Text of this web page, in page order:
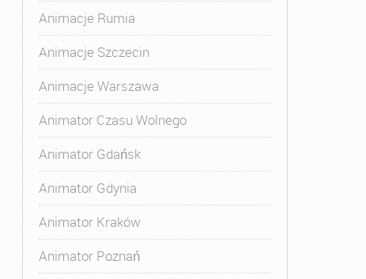
Kurs Animatora Gdynia,Kurs Animatora Zabaw dla Dzieci
Animacje Rumia
Animacje Szczecin
Animacje Warszawa
Animator Czasu Wolnego
Animator Gdańsk
Animator Gdynia
Animator Kraków
Animator Poznań